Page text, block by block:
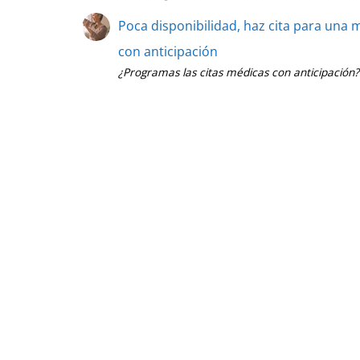
Poca disponibilidad, haz cita para una
con anticipación